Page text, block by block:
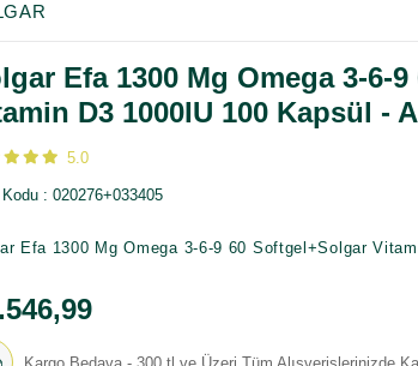
Efa 1300 Mg Omega 3-6-
D3 1000IU 100 Kapsül -
5.0
020276+033405
Efa 1300 Mg Omega 3-6-9 60 Softgel+Solgar
Kargo Bedava - 300 tl ve Üzeri Tüm Alışverişlerinizde